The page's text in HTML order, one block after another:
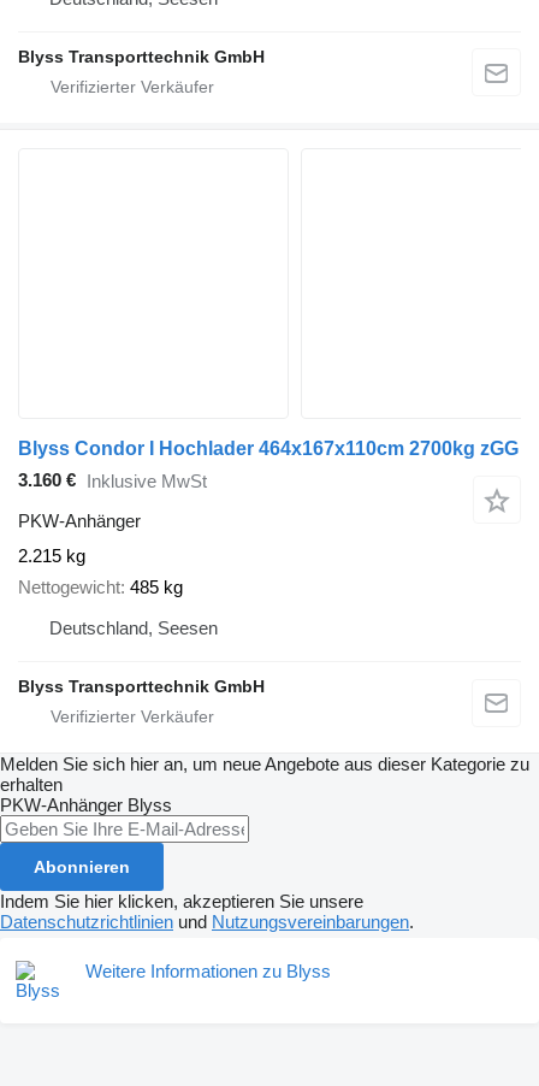
Blyss Transporttechnik GmbH
Blyss Condor I Hochlader 464x167x110cm 2700kg zGG
3.160 € Inklusive MwSt
PKW-Anhänger
2.215 kg
Nettogewicht 485 kg
Deutschland, Seesen
Blyss Transporttechnik GmbH
Melden Sie sich hier an, um neue Angebote aus dieser Kategorie zu
erhalten
PKW-Anhänger Blyss
Abonnieren
Indem Sie hier klicken, akzeptieren Sie unsere
Datenschutzrichtlinien und Nutzungsvereinbarungen.
Weitere Informationen zu Blyss